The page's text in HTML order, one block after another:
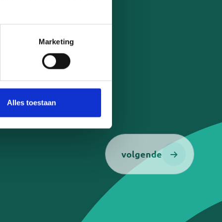
Marketing
Alles toestaan
volgende
die verhuist naar een
Telefoonnummer
als mantelzorger